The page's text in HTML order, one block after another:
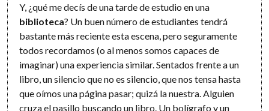
Y, ¿qué me decís de una tarde de estudio en una
biblioteca? Un buen número de estudiantes tendrá
bastante más reciente esta escena, pero seguramente
todos recordamos (o al menos somos capaces de
imaginar) una experiencia similar. Sentados frente a un
libro, un silencio que no es silencio, que nos tensa hasta
que oímos una página pasar; quizá la nuestra. Alguien
cruza el pasillo buscando un libro. Un bolígrafo y un